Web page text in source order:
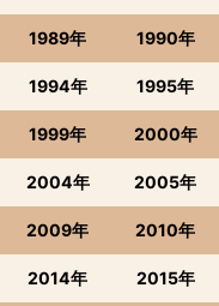
1989年 1990年
1994年 1995年
1999年 2000年
2004年 2005年
2009年 2010年
2014年 2015年